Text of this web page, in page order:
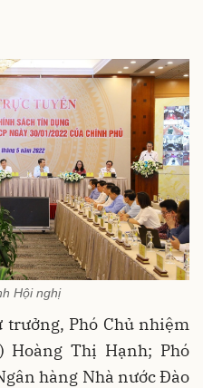
Hội nghị
Phó Chủ nhiệm
Hoàng Thị Hạnh; Phó
hàng Nhà nước Đào